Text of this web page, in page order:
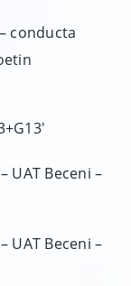
conducta
UAT Beceni –
UAT Beceni –